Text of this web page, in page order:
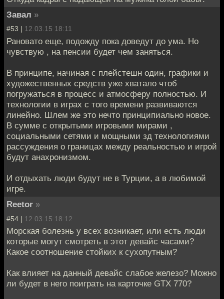
Завал »
#53 | 12.03.15 18:11
Рановато еще, подожду пока доведут до ума. Но
чувствую , на пенсии будет чем заняться.
В принципе, начиная с плейстешн один, графики и
художественных средств уже хватало чтоб
погружаться в процесс и атмосферу полностью. И
технологии в играх с того времени развиваются
линейно. Шлем же это нечто принципиально новое.
В сумме с открытыми игровыми мирами ,
социальными сетями и мощными зд технологиями
рассуждения о границах между реальностью и игрой
будут анахронизмом.
И отдыхать люди будут не в Турции, а в любимой
игре.
Reetor »
#54 | 12.03.15 18:12
Морская болезнь у всех возникает, или есть люди
которые могут смотреть в этот девайс часами?
Какое соотношение стойких к сухопутным?
Как влияет на данный девайс слабое железо? Можно
ли будет в него поиграть на карточке GTX 770?